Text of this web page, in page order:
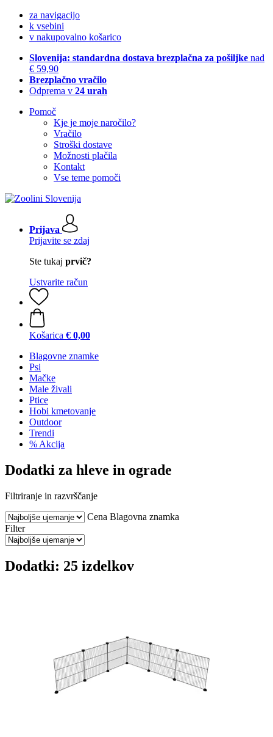
za navigacijo
k vsebini
v nakupovalno košarico
Slovenija: standardna dostava brezplačna za pošiljke nad
€ 59,90
Brezplačno vračilo
Odprema v 24 urah
Pomoč
Kje je moje naročilo?
Vračilo
Stroški dostave
Možnosti plačila
Kontakt
Vse teme pomoči
Prijava
Prijavite se zdaj
Ste tukaj prvič?
Ustvarite račun
Košarica € 0,00
Blagovne znamke
Psi
Mačke
Male živali
Ptice
Hobi kmetovanje
Outdoor
Trendi
% Akcija
Dodatki za hleve in ograde
Filtriranje in razvrščanje
Cena Blagovna znamka
Filter
Dodatki: 25 izdelkov